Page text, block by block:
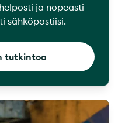
ja nopeasti
sähköpostiisi.
tutkintoa